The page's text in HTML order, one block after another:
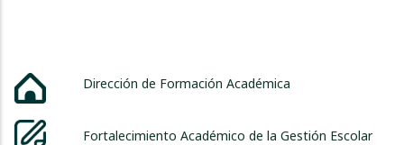
Dirección de Formación Académica
Fortalecimiento Académico de la Gestión Escolar